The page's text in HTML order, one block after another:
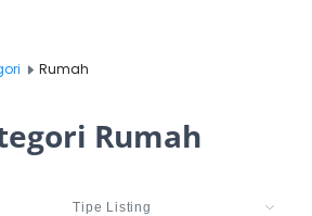
Rumah
Rumah